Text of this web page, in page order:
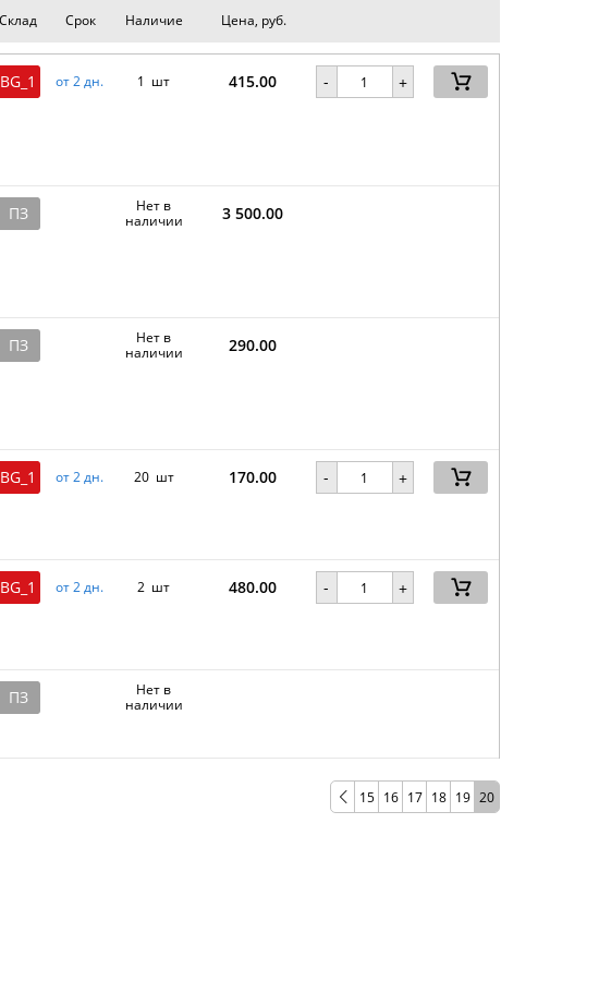
Склад Срок Наличие Цена, руб.
BG_1 от 2 дн. 1 шт 415.00 - +
ПЗ
Нет в
наличии
3 500.00
ПЗ
Нет в
наличии
290.00
BG_1 от 2 дн. 20 шт 170.00 - +
BG_1 от 2 дн. 2 шт 480.00 - +
ПЗ
Нет в
наличии
15 16 17 18 19 20